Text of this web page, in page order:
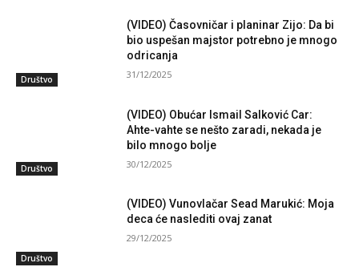
Društvo
(VIDEO) Časovničar i planinar Zijo: Da bi
bio uspešan majstor potrebno je mnogo
odricanja
31/12/2025
Društvo
(VIDEO) Obućar Ismail Salković Car:
Ahte-vahte se nešto zaradi, nekada je
bilo mnogo bolje
30/12/2025
Društvo
(VIDEO) Vunovlačar Sead Marukić: Moja
deca će naslediti ovaj zanat
29/12/2025